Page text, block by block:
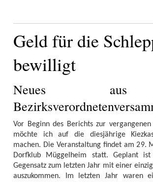
Geld für die
bewilligt
Neues
Vor Beginn des Berichts zur
möchte ich auf die diesjährige
machen. Die Veranstaltung findet am 29.
Dorfklub Müggelheim statt. Geplant
Gegensatz zum letzten Jahr mit einer
auszukommen. Im letzten Jahr waren